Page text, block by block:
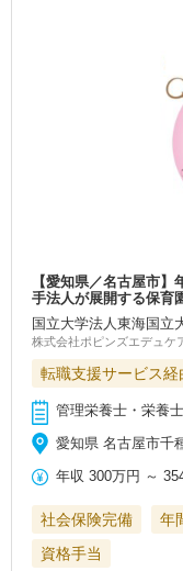
【愛知県／名古屋市
手法人が展開する保育
国立大学法人東海国
株式会社ポピンズエデュケ
転職支援サービス経
管理栄養士・栄養
愛知県 名古屋市千
年収 300万円 ～
社会保険完備 年
資格手当